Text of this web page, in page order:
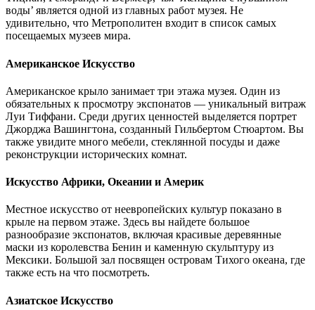
воды’ является одной из главных работ музея. Не
удивительно, что Метрополитен входит в список самых
посещаемых музеев мира.
Американское Искусство
Американское крыло занимает три этажа музея. Один из
обязательных к просмотру экспонатов — уникальный витраж
Луи Тиффани. Среди других ценностей выделяется портрет
Джорджа Вашингтона, созданный Гильбертом Стюартом. Вы
также увидите много мебели, стеклянной посуды и даже
реконструкции исторических комнат.
Искусство Африки, Океании и Америк
Местное искусство от неевропейских культур показано в
крыле на первом этаже. Здесь вы найдете большое
разнообразие экспонатов, включая красивые деревянные
маски из королевства Бенин и каменную скульптуру из
Мексики. Большой зал посвящен островам Тихого океана, где
также есть на что посмотреть.
Азиатское Искусство